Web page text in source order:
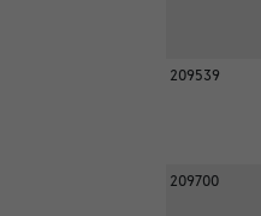
209539
209700